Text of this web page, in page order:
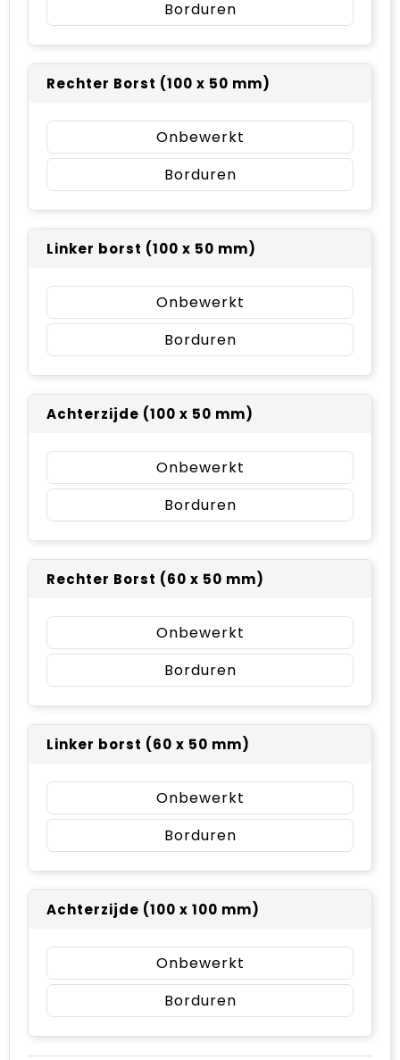
Borduren
Rechter Borst (100 x 50 mm)
Onbewerkt
Borduren
Linker borst (100 x 50 mm)
Onbewerkt
Borduren
Achterzijde (100 x 50 mm)
Onbewerkt
Borduren
Rechter Borst (60 x 50 mm)
Onbewerkt
Borduren
Linker borst (60 x 50 mm)
Onbewerkt
Borduren
Achterzijde (100 x 100 mm)
Onbewerkt
Borduren